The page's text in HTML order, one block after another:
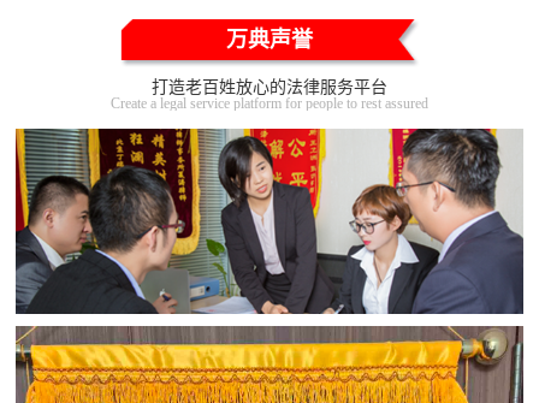
万典声誉
打造老百姓放心的法律服务平台
Create a legal service platform for people to rest assured